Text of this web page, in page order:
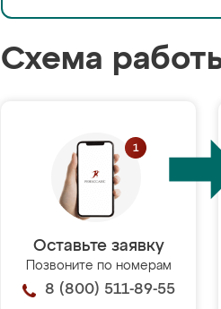
Схема
Оставьте заявку
Позвоните по номерам
8 (800) 511-89-55